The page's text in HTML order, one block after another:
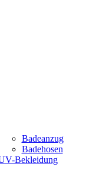
Badeanzug
Badehosen
Bekleidung